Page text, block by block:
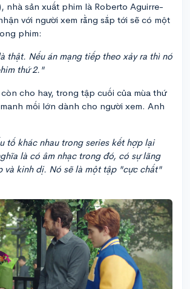
nhà sản xuất phim là Roberto Aguirre-
với người xem rằng sắp tới sẽ có một
phim:
thật. Nếu án mạng tiếp theo xảy ra thì nó
thứ 2."
cho hay, trong tập cuối của mùa thứ
mối lớn dành cho người xem. Anh
tố khác nhau trong series kết hợp lại
là có âm nhạc trong đó, có sự lãng
và kinh dị. Nó sẽ là một tập "cực chất"